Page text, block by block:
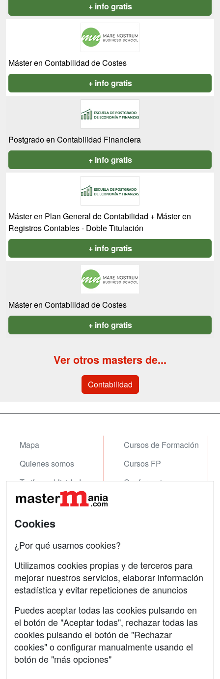
+ info gratis
Máster en Contabilidad de Costes
+ info gratis
Postgrado en Contabilidad Financiera
+ info gratis
Máster en Plan General de Contabilidad + Máster en
Registros Contables - Doble Titulación
+ info gratis
Máster en Contabilidad de Costes
+ info gratis
Ver otros masters de...
Contabilidad
Mapa
Quienes somos
Tarifas publicidad
Acceso Usuarios
Acceso Centros
Cursos de Formación
Cursos FP
Conferencias
Contactar
Confidencialidad
Aviso legal
Copyleft
Cookies
¿Por qué usamos cookies?
Utilizamos cookies propias y de terceros para
mejorar nuestros servicios, elaborar información
estadística y evitar repeticiones de anuncios
Puedes aceptar todas las cookies pulsando en
el botón de "Aceptar todas", rechazar todas las
cookies pulsando el botón de "Rechazar
cookies" o configurar manualmente usando el
botón de "más opciones"